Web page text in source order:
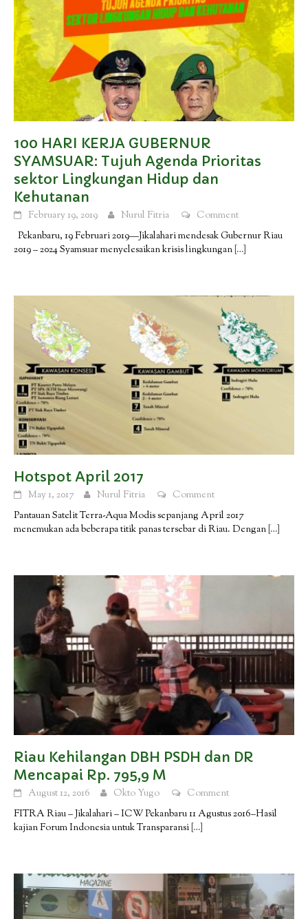
100 HARI KERJA GUBERNUR
SYAMSUAR: Tujuh Agenda Prioritas
sektor Lingkungan Hidup dan
Kehutanan
February 19, 2019 Nurul Fitria
Comment
Pekanbaru, 19 Februari 2019—Jikalahari mendesak Gubernur Riau
2019 – 2024 Syamsuar menyelesaikan krisis lingkungan […]
Hotspot April 2017
May 1, 2017 Nurul Fitria
Comment
Pantauan Satelit Terra-Aqua Modis sepanjang April 2017
menemukan ada beberapa titik panas tersebar di Riau. Dengan […]
Riau Kehilangan DBH PSDH dan DR
Mencapai Rp. 795,9 M
August 12, 2016 Okto Yugo
Comment
FITRA Riau – Jikalahari – ICW Pekanbaru 11 Agustus 2016–Hasil
kajian Forum Indonesia untuk Transparansi […]